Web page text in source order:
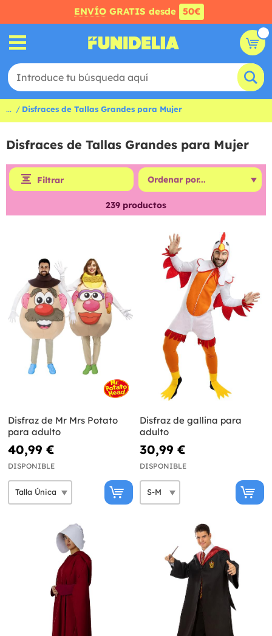
ENVÍO GRATIS desde 50€
... Disfraces de Tallas Grandes para Mujer
Disfraces de Tallas Grandes para Mujer
Filtrar
239 productos
Disfraz de Mr Mrs Potato
para adulto
40,99 €
DISPONIBLE
Disfraz de gallina para
adulto
30,99 €
DISPONIBLE